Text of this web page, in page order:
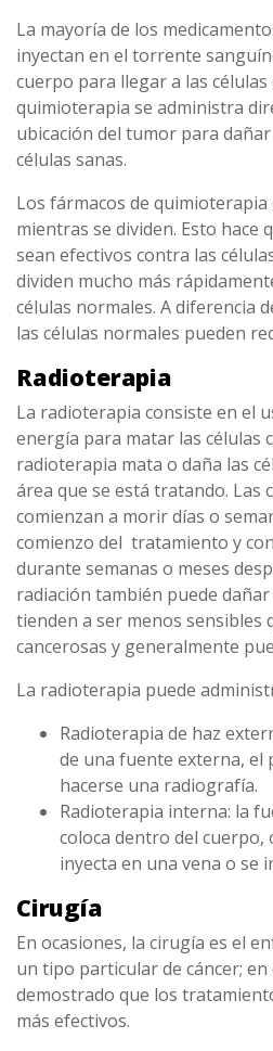
La mayoría de los
inyectan en el torrente
cuerpo para llegar a las células
quimioterapia se administra
ubicación del tumor para
células sanas.
Los fármacos de quimioterapia
mientras se dividen. Esto hace
sean efectivos contra las
dividen mucho más
células normales. A diferencia
las células normales pueden
Radioterapia
La radioterapia consiste en el
energía para matar las células
radioterapia mata o daña las
área que se está tratando. Las
comienzan a morir días o
comienzo del tratamiento y
durante semanas o meses
radiación también puede
tienden a ser menos sensibles
cancerosas y generalmente
La radioterapia puede
Radioterapia de haz
de una fuente externa, el
hacerse una radiografía.
Radioterapia interna: la
coloca dentro del cuerpo,
inyecta en una vena o se
Cirugía
En ocasiones, la cirugía es el
un tipo particular de cáncer; en
demostrado que los
más efectivos.